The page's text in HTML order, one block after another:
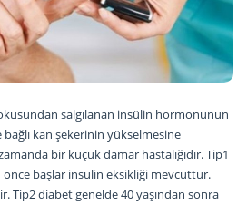
salgılanan insülin hormonunun
kan şekerinin yükselmesine
bir küçük damar hastalığıdır. Tip1
önce başlar insülin eksikliği mevcuttur.
Tip2 diabet genelde 40 yaşından sonra